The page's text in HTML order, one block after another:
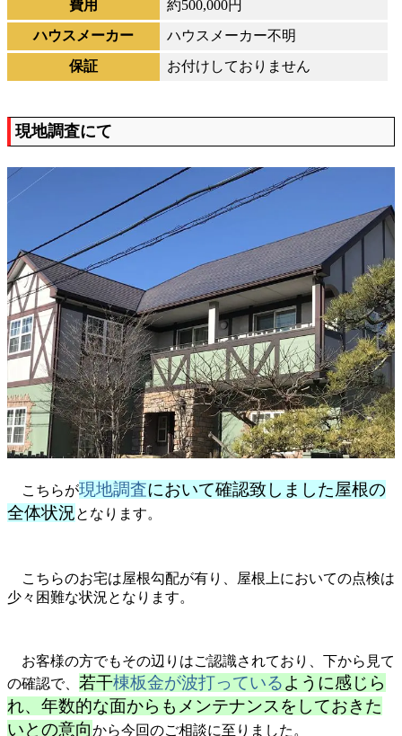
費用
約500,000円
ハウスメーカー
ハウスメーカー不明
保証
お付けしておりません
現地調査にて
こちらが現地調査において確認致しました屋根の
全体状況となります。
こちらのお宅は屋根勾配が有り、屋根上においての点検は
少々困難な状況となります。
お客様の方でもその辺りはご認識されており、下から見て
の確認で、 若干棟板金が波打っているように感じら
れ、年数的な面からもメンテナンスをしておきた
いとの意向から今回のご相談に至りました。